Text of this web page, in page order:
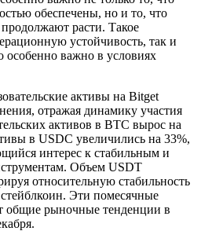
обеспечены, но и то, что
расти. Такое
устойчивость, так и
особенно важно в условиях
активы на Bitget
отражая динамику участия
активов в BTC вырос на
в USDC увеличились на 33%,
интерес к стабильным и
Объем USDT
относительную стабильность
Эти помесячные
общие рыночные тенденции в